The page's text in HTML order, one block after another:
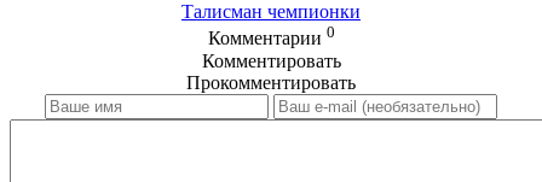
Талисман чемпионки
Комментарии 0
Комментировать
Прокомментировать